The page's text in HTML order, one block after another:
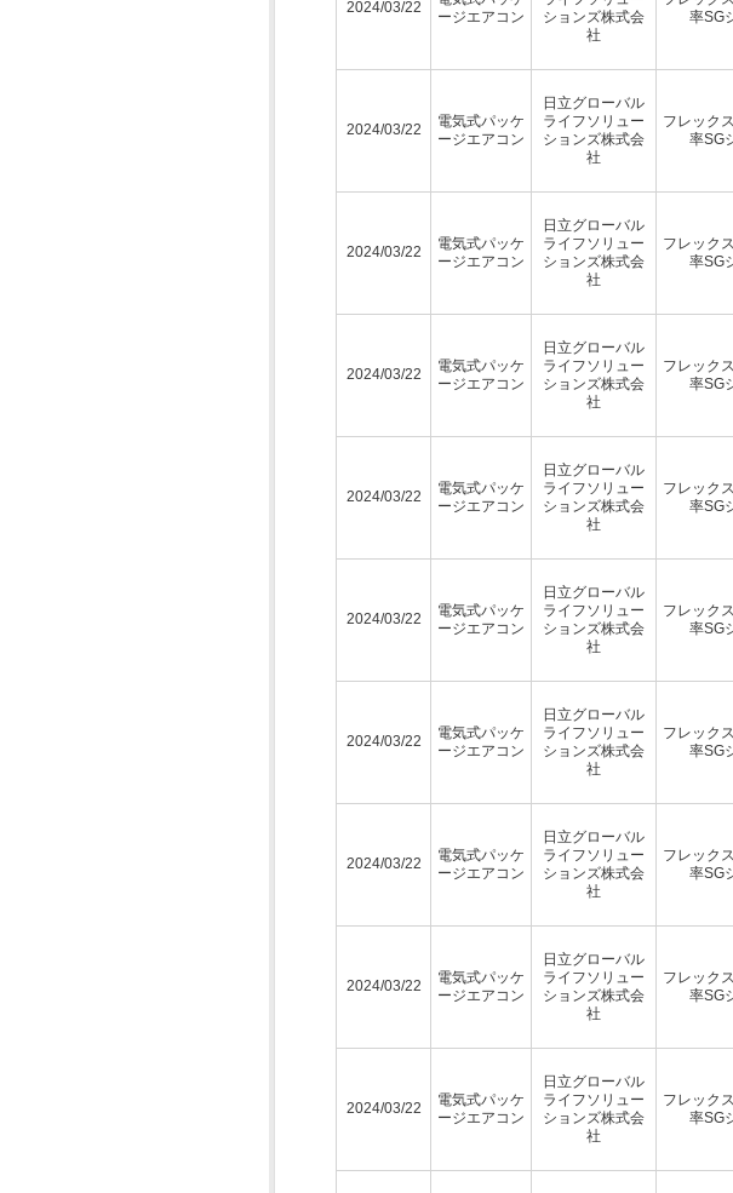
2024/03/22
ージエアコン
ションズ株式会
社
率SG
2024/03/22
電気式パッケ
ージエアコン
日立グローバル
ライフソリュー
ションズ株式会
社
フレック
率SG
2024/03/22
電気式パッケ
ージエアコン
日立グローバル
ライフソリュー
ションズ株式会
社
フレック
率SG
2024/03/22
電気式パッケ
ージエアコン
日立グローバル
ライフソリュー
ションズ株式会
社
フレック
率SG
2024/03/22
電気式パッケ
ージエアコン
日立グローバル
ライフソリュー
ションズ株式会
社
フレック
率SG
2024/03/22
電気式パッケ
ージエアコン
日立グローバル
ライフソリュー
ションズ株式会
社
フレック
率SG
2024/03/22
電気式パッケ
ージエアコン
日立グローバル
ライフソリュー
ションズ株式会
社
フレック
率SG
2024/03/22
電気式パッケ
ージエアコン
日立グローバル
ライフソリュー
ションズ株式会
社
フレック
率SG
2024/03/22
電気式パッケ
ージエアコン
日立グローバル
ライフソリュー
ションズ株式会
社
フレック
率SG
2024/03/22
電気式パッケ
ージエアコン
日立グローバル
ライフソリュー
ションズ株式会
社
フレック
率SG